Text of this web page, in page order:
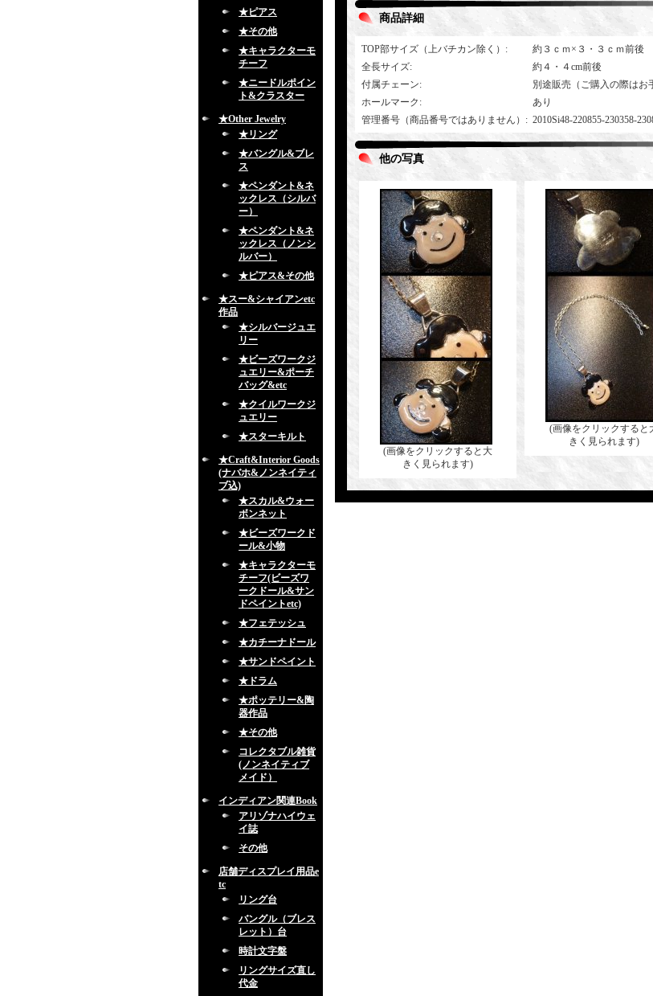
★ピアス
★その他
★キャラクターモ
チーフ
★ニードルポイン
ト&クラスター
★Other Jewelry
★リング
★バングル&ブレ
ス
★ペンダント&ネ
ックレス（シルバ
ー）
★ペンダント&ネ
ックレス（ノンシ
ルバー）
★ピアス&その他
★スー&シャイアンetc
作品
★シルバージュエ
リー
★ビーズワークジ
ュエリー&ポーチ
バッグ&etc
★クイルワークジ
ュエリー
★スターキルト
★Craft&Interior Goods
(ナバホ&ノンネイティ
ブ込)
★スカル&ウォー
ボンネット
★ビーズワークド
ール&小物
★キャラクターモ
チーフ(ビーズワ
ークドール&サン
ドペイントetc)
★フェテッシュ
★カチーナドール
★サンドペイント
★ドラム
★ポッテリー&陶
器作品
★その他
コレクタブル雑貨
(ノンネイティブ
メイド）
インディアン関連Book
アリゾナハイウェ
イ誌
その他
店舗ディスプレイ用品e
tc
リング台
バングル（ブレス
レット）台
時計文字盤
リングサイズ直し
代金
商品詳細
TOP部サイズ（上バチカン除く） :
約３ｃｍ×３・３ｃｍ前後
全長サイズ:
約４・４cm前後
付属チェーン:
別途販売（ご購入の際はお
ホールマーク :
あり
管理番号（商品番号ではありません） : 2010Si48-220855-230358-
他の写真
(画像をクリックすると大
きく見られます)
(画像をクリックすると
きく見られます)